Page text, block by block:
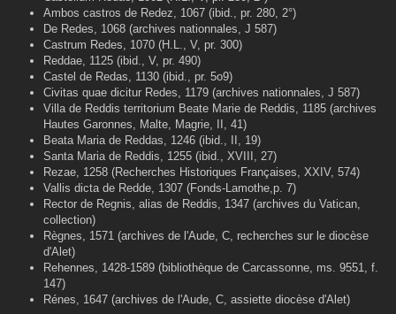
Ambos castros de Redez, 1067 (ibid., pr. 280, 2°)
De Redes, 1068 (archives nationnales, J 587)
Castrum Redes, 1070 (H.L., V, pr. 300)
Reddae, 1125 (ibid., V, pr. 490)
Castel de Redas, 1130 (ibid., pr. 5o9)
Civitas quae dicitur Redes, 1179 (archives nationnales, J 587)
Villa de Reddis territorium Beate Marie de Reddis, 1185 (archives
Hautes Garonnes, Malte, Magrie, II, 41)
Beata Maria de Reddas, 1246 (ibid., II, 19)
Santa Maria de Reddis, 1255 (ibid., XVIII, 27)
Rezae, 1258 (Recherches Historiques Françaises, XXIV, 574)
Vallis dicta de Redde, 1307 (Fonds-Lamothe,p. 7)
Rector de Regnis, alias de Reddis, 1347 (archives du Vatican,
collection)
Règnes, 1571 (archives de l'Aude, C, recherches sur le diocèse
d'Alet)
Rehennes, 1428-1589 (bibliothèque de Carcassonne, ms. 9551, f.
147)
Rénes, 1647 (archives de l'Aude, C, assiette diocèse d'Alet)